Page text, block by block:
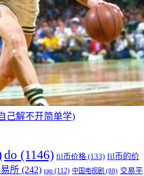
己解不开简单学)
do (1146) fil币价格 (133) fil币的价
所 (242) rap (112) 中国电视剧 (88) 交易平